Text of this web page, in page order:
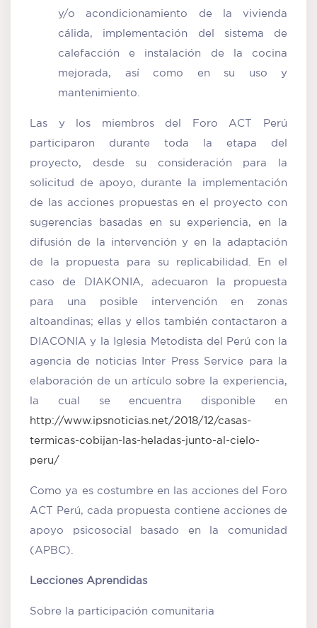
y/o acondicionamiento de la vivienda
cálida, implementación del sistema de
calefacción e instalación de la cocina
mejorada, así como en su uso y
mantenimiento.
Las y los miembros del Foro ACT Perú
participaron durante toda la etapa del
proyecto, desde su consideración para la
solicitud de apoyo, durante la implementación
de las acciones propuestas en el proyecto con
sugerencias basadas en su experiencia, en la
difusión de la intervención y en la adaptación
de la propuesta para su replicabilidad. En el
caso de DIAKONIA, adecuaron la propuesta
para una posible intervención en zonas
altoandinas; ellas y ellos también contactaron a
DIACONIA y la Iglesia Metodista del Perú con la
agencia de noticias Inter Press Service para la
elaboración de un artículo sobre la experiencia,
la cual se encuentra disponible en
http://www.ipsnoticias.net/2018/12/casas-
termicas-cobijan-las-heladas-junto-al-cielo-
peru/
Como ya es costumbre en las acciones del Foro
ACT Perú, cada propuesta contiene acciones de
apoyo psicosocial basado en la comunidad
(APBC).
Lecciones Aprendidas
Sobre la participación comunitaria